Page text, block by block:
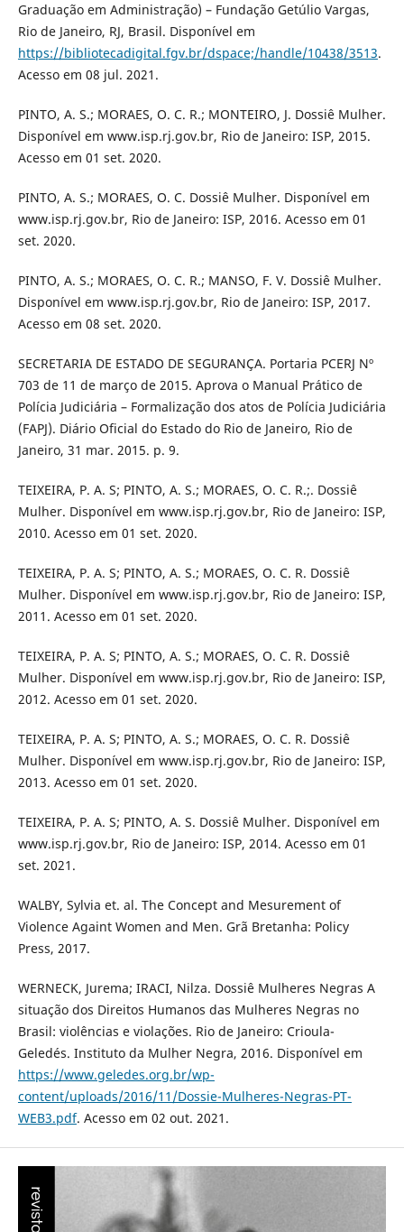
Graduação em Administração) – Fundação Getúlio Vargas,
Rio de Janeiro, RJ, Brasil. Disponível em
https://bibliotecadigital.fgv.br/dspace;/handle/10438/3513.
Acesso em 08 jul. 2021.
PINTO, A. S.; MORAES, O. C. R.; MONTEIRO, J. Dossiê Mulher.
Disponível em www.isp.rj.gov.br, Rio de Janeiro: ISP, 2015.
Acesso em 01 set. 2020.
PINTO, A. S.; MORAES, O. C. Dossiê Mulher. Disponível em
www.isp.rj.gov.br, Rio de Janeiro: ISP, 2016. Acesso em 01
set. 2020.
PINTO, A. S.; MORAES, O. C. R.; MANSO, F. V. Dossiê Mulher.
Disponível em www.isp.rj.gov.br, Rio de Janeiro: ISP, 2017.
Acesso em 08 set. 2020.
SECRETARIA DE ESTADO DE SEGURANÇA. Portaria PCERJ Nº
703 de 11 de março de 2015. Aprova o Manual Prático de
Polícia Judiciária – Formalização dos atos de Polícia Judiciária
(FAPJ). Diário Oficial do Estado do Rio de Janeiro, Rio de
Janeiro, 31 mar. 2015. p. 9.
TEIXEIRA, P. A. S; PINTO, A. S.; MORAES, O. C. R.;. Dossiê
Mulher. Disponível em www.isp.rj.gov.br, Rio de Janeiro: ISP,
2010. Acesso em 01 set. 2020.
TEIXEIRA, P. A. S; PINTO, A. S.; MORAES, O. C. R. Dossiê
Mulher. Disponível em www.isp.rj.gov.br, Rio de Janeiro: ISP,
2011. Acesso em 01 set. 2020.
TEIXEIRA, P. A. S; PINTO, A. S.; MORAES, O. C. R. Dossiê
Mulher. Disponível em www.isp.rj.gov.br, Rio de Janeiro: ISP,
2012. Acesso em 01 set. 2020.
TEIXEIRA, P. A. S; PINTO, A. S.; MORAES, O. C. R. Dossiê
Mulher. Disponível em www.isp.rj.gov.br, Rio de Janeiro: ISP,
2013. Acesso em 01 set. 2020.
TEIXEIRA, P. A. S; PINTO, A. S. Dossiê Mulher. Disponível em
www.isp.rj.gov.br, Rio de Janeiro: ISP, 2014. Acesso em 01
set. 2021.
WALBY, Sylvia et. al. The Concept and Mesurement of
Violence Againt Women and Men. Grã Bretanha: Policy
Press, 2017.
WERNECK, Jurema; IRACI, Nilza. Dossiê Mulheres Negras A
situação dos Direitos Humanos das Mulheres Negras no
Brasil: violências e violações. Rio de Janeiro: Crioula-
Geledés. Instituto da Mulher Negra, 2016. Disponível em
https://www.geledes.org.br/wp-
content/uploads/2016/11/Dossie-Mulheres-Negras-PT-
WEB3.pdf. Acesso em 02 out. 2021.